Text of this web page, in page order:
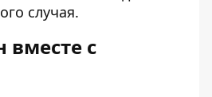
случая.
вместе с